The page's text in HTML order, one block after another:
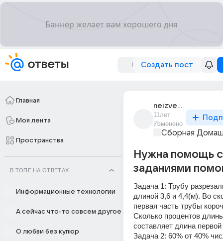
Создать пост
Главная
Моя лента
Пространства
В ТОПЕ НА ОТВЕТАХ
Информационные технологии
А сейчас что-то совсем другое
О любви без купюр
neizvestnaia_465
11лет
Изменено
Сборная
Нужна помощь
заданиями
Задача 1: Трубу
длиной 3,6 и 4,4(м). Во
первая часть трубы
Сколько процентов
составляет длина
Задача 2: 60% от 40%